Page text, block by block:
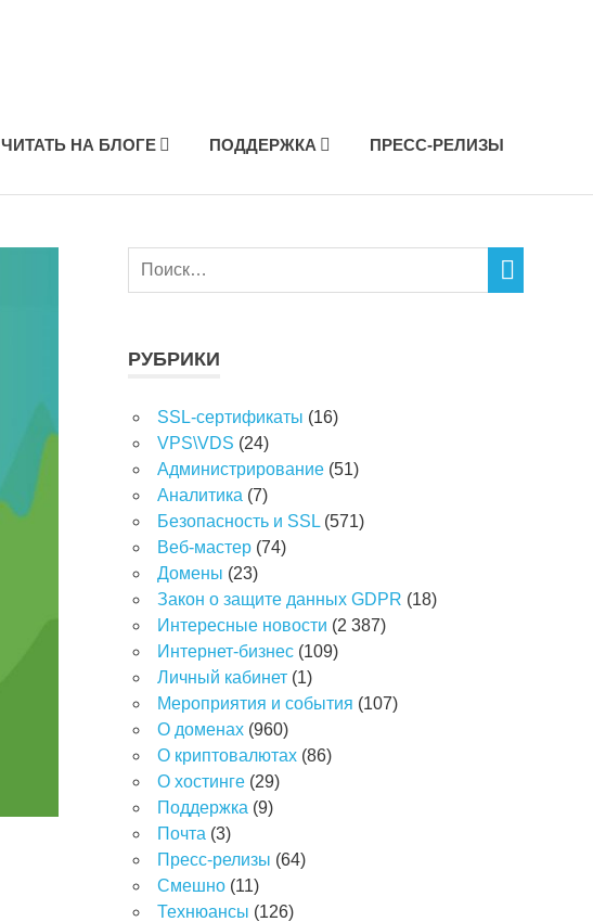
ЧИТАТЬ НА БЛОГЕ ПОДДЕРЖКА ПРЕСС-РЕЛИЗЫ
РУБРИКИ
SSL-сертификаты (16)
VPS\VDS (24)
Администрирование (51)
Аналитика (7)
Безопасность и SSL (571)
Веб-мастер (74)
Домены (23)
Закон о защите данных GDPR (18)
Интересные новости (2 387)
Интернет-бизнес (109)
Личный кабинет (1)
Мероприятия и события (107)
О доменах (960)
О криптовалютах (86)
О хостинге (29)
Поддержка (9)
Почта (3)
Пресс-релизы (64)
Смешно (11)
Технюансы (126)